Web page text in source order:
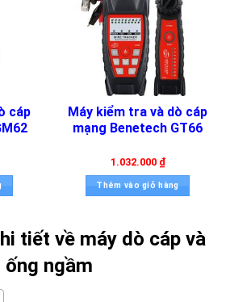
tiết về máy dò cáp và
ống ngầm
cáp
Máy kiểm tra và dò cáp
mạng Benetech GT66
1.032.000 ₫
Thêm vào giỏ hàng